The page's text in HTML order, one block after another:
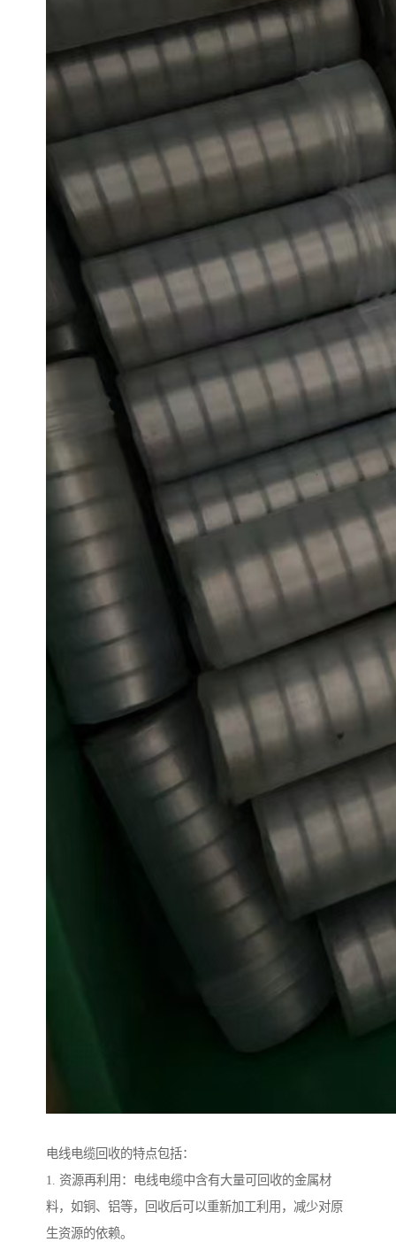
电线电缆回收的特点包括：
1. 资源再利用：电线电缆中含有大量可回收的金属材
料，如铜、铝等，回收后可以重新加工利用，减少对原
生资源的依赖。